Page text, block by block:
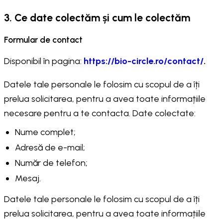
3. Ce date colectăm și cum le colectăm
Formular de contact
Disponibil în pagina: https://bio-circle.ro/contact/.
Datele tale personale le folosim cu scopul de a îți
prelua solicitarea, pentru a avea toate informațiile
necesare pentru a te contacta. Date colectate:
Nume complet;
Adresă de e-mail;
Număr de telefon;
Mesaj.
Datele tale personale le folosim cu scopul de a îți
prelua solicitarea, pentru a avea toate informațiile